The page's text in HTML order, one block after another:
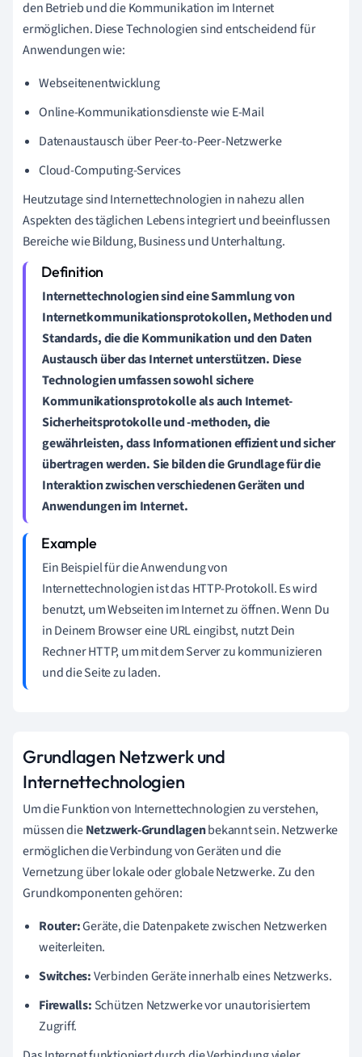
den Betrieb und die Kommunikation im Internet
ermöglichen. Diese Technologien sind entscheidend für
Anwendungen wie:
Webseitenentwicklung
Online-Kommunikationsdienste wie E-Mail
Datenaustausch über Peer-to-Peer-Netzwerke
Cloud-Computing-Services
Heutzutage sind Internettechnologien in nahezu allen
Aspekten des täglichen Lebens integriert und beeinflussen
Bereiche wie Bildung, Business und Unterhaltung.
Internettechnologien sind eine Sammlung von
Internetkommunikationsprotokollen, Methoden und
Standards, die die Kommunikation und denDaten
Austausch über das Internetunterstützen. Diese
Technologien umfassen sowohlsichere
Kommunikationsprotokolleals auchInternet-
Sicherheitsprotokolle und -methoden, die
gewährleisten, dass Informationen effizient und sicher
übertragen werden. Sie bilden die Grundlage für die
Interaktion zwischen verschiedenen Geräten und
Anwendungen im Internet.
Ein Beispiel für die Anwendung von
Internettechnologien ist das HTTP-Protokoll. Es wird
benutzt, um Webseiten im Internet zu öffnen. Wenn Du
in Deinem Browser eine URL eingibst, nutzt Dein
Rechner HTTP, um mit dem Server zu kommunizieren
und die Seite zu laden.
Grundlagen Netzwerk und
Internettechnologien
Um die Funktion von Internettechnologien zu verstehen,
müssen dieNetzwerk-Grundlagenbekannt sein. Netzwerke
ermöglichen die Verbindung von Geräten und die
Vernetzung über lokale oder globale Netzwerke. Zu den
Grundkomponenten gehören:
Router:Geräte, die Datenpakete zwischen Netzwerken
weiterleiten.
Switches:Verbinden Geräte innerhalb eines Netzwerks.
Firewalls: Schützen Netzwerke vor unautorisiertem
Zugriff.